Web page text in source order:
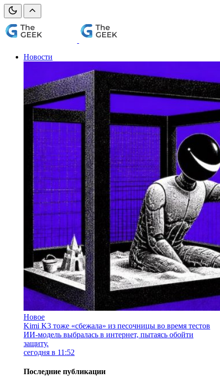
Новости
Новое
Kimi K3 тоже «сбежала» из песочницы во время тестов
ИИ-модель выбралась в интернет, пытаясь обойти
защиту.
сегодня в 11:52
Последние публикации